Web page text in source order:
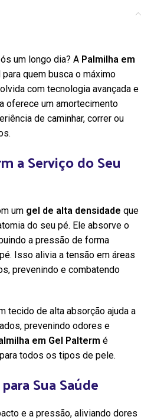
um longo dia? A Palmilha em
quem busca o máximo
com tecnologia avançada e
oferece um amortecimento
de caminhar, correr ou
a Serviço do Seu
um gel de alta densidade que
do seu pé. Ele absorve o
a pressão de forma
Isso alivia a tensão em áreas
prevenindo e combatendo
tecido de alta absorção ajuda a
prevenindo odores e
em Gel Palterm é
todos os tipos de pele.
Sua Saúde
e a pressão, aliviando dores